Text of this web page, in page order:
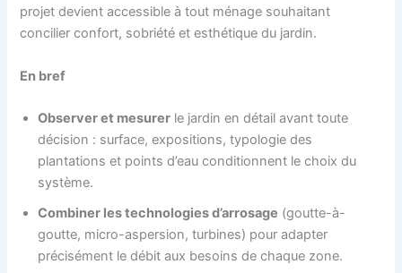
projet devient accessible à tout ménage souhaitant
concilier confort, sobriété et esthétique du jardin.
En bref
Observer et mesurer le jardin en détail avant toute
décision : surface, expositions, typologie des
plantations et points d’eau conditionnent le choix du
système.
Combiner les technologies d’arrosage (goutte-à-
goutte, micro-aspersion, turbines) pour adapter
précisément le débit aux besoins de chaque zone.